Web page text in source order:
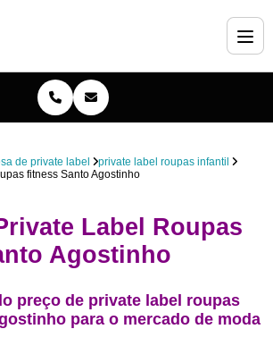
de private label
private label roupas infantil
fitness Santo Agostinho
Label Roupas
Agostinho
preço de private label roupas
para o mercado de moda